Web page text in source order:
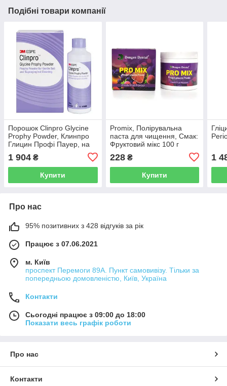
Подібні товари компанії
Порошок Clinpro Glycine
Prophy Powder, Клинпро
Глицин Профі Пауер, на
1 904 ₴
Купити
Promix, Полірувальна
паста для чищення, Смак:
Фруктовий мікс 100 г
228₴
Купити
1
Про нас
95% позитивних з 428 відгуків за рік
Працює з 07.06.2021
м. Київ
проспект Перемоги 89А. Пункт самовивізу. Тільки за
попередньою домовленістю, Київ, Україна
Контакти
Сьогодні працює з 09:00 до 18:00
Показати весь графік роботи
Про нас
Контакти